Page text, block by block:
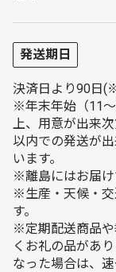
発送期日
決済日より90日
※年末年始（11
上、用意が出来
以内での発送が
います。
※離島にはお届け
※生産・天候・交
す。
※定期配送商品や
くお礼の品があ
なった場合は、